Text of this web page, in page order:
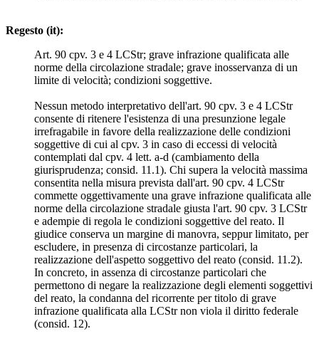
Regesto (it):
Art. 90 cpv. 3 e 4 LCStr; grave infrazione qualificata alle
norme della circolazione stradale; grave inosservanza di un
limite di velocità; condizioni soggettive.
Nessun metodo interpretativo dell'art. 90 cpv. 3 e 4 LCStr
consente di ritenere l'esistenza di una presunzione legale
irrefragabile in favore della realizzazione delle condizioni
soggettive di cui al cpv. 3 in caso di eccessi di velocità
contemplati dal cpv. 4 lett. a-d (cambiamento della
giurisprudenza; consid. 11.1). Chi supera la velocità massima
consentita nella misura prevista dall'art. 90 cpv. 4 LCStr
commette oggettivamente una grave infrazione qualificata alle
norme della circolazione stradale giusta l'art. 90 cpv. 3 LCStr
e adempie di regola le condizioni soggettive del reato. Il
giudice conserva un margine di manovra, seppur limitato, per
escludere, in presenza di circostanze particolari, la
realizzazione dell'aspetto soggettivo del reato (consid. 11.2).
In concreto, in assenza di circostanze particolari che
permettono di negare la realizzazione degli elementi soggettivi
del reato, la condanna del ricorrente per titolo di grave
infrazione qualificata alla LCStr non viola il diritto federale
(consid. 12).